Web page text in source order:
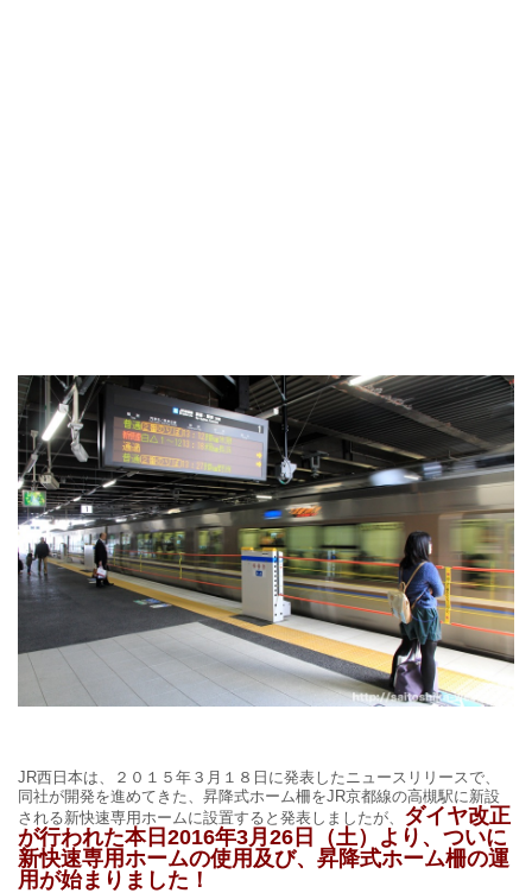
JR西日本は、２０１５年３月１８日に発表したニュースリリースで、
同社が開発を進めてきた、昇降式ホーム柵をJR京都線の高槻駅に新設
される新快速専用ホームに設置すると発表しましたが、 ダイヤ改正
が行われた本日2016年3月26日（土）より、ついに
新快速専用ホームの使用及び、昇降式ホーム柵の運
用が始まりました！